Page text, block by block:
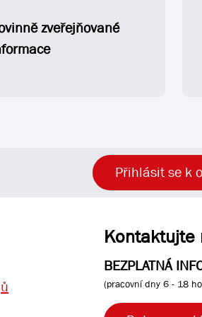
zveřejňované
Přihlásit se k
Kontaktujte
BEZPLATNÁ
(pracovní dny 6 - 18